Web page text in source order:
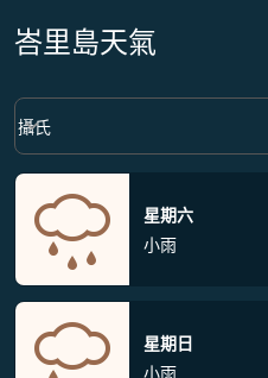
峇里島天氣
Weather unit option 攝氏
攝氏
keyboard_arrow_down
星期六
小雨
星期日
小雨